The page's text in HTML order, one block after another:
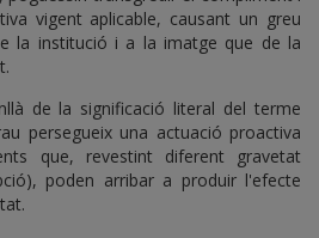
vigent aplicable, causant un greu
la institució i a la imatge que de la
de la significació literal del terme
persegueix una actuació proactiva
que, revestint diferent gravetat
poden arribar a produir l'efecte